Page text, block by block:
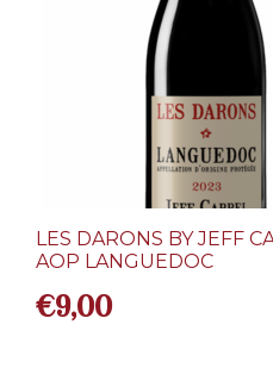
LES DARONS BY JEFF
AOP LANGUEDOC
€9,00